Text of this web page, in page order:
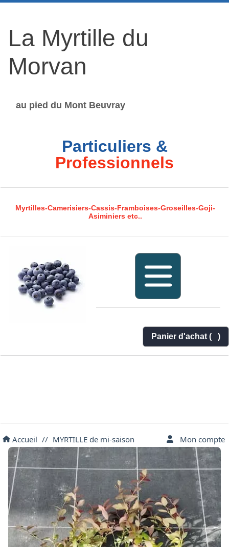
La Myrtille du
Morvan
au pied du Mont Beuvray
Particuliers &
Professionnels
Myrtilles-Camerisiers-Cassis-Framboises-Groseilles-Goji-
Asiminiers etc..
Panier d'achat ( )
Accueil // MYRTILLE de mi-saison Mon compte